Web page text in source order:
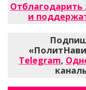
Отблагодарить
и
Telegram,